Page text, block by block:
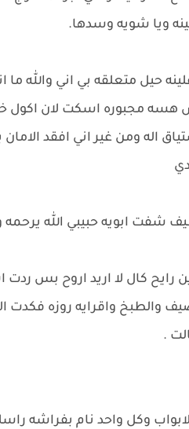
ويا شويه وسدها.
حيل متعلقه بي اني والله ما
هسه مجبوره اسكت لان اكول
اله ومن غير اني افقد الامان
شفت ابويه حبيبي الله
رايح كال لا اريد اروح بس ردت
واقرايه روزه فكدت
.
وكل واحد نام بفراشه